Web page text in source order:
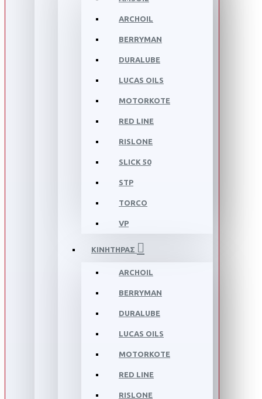
ARCHOIL
BERRYMAN
DURALUBE
LUCAS OILS
MOTORKOTE
RED LINE
RISLONE
SLICK 50
STP
TORCO
VP
ΚΙΝΗΤΗΡΑΣ
ARCHOIL
BERRYMAN
DURALUBE
LUCAS OILS
MOTORKOTE
RED LINE
RISLONE